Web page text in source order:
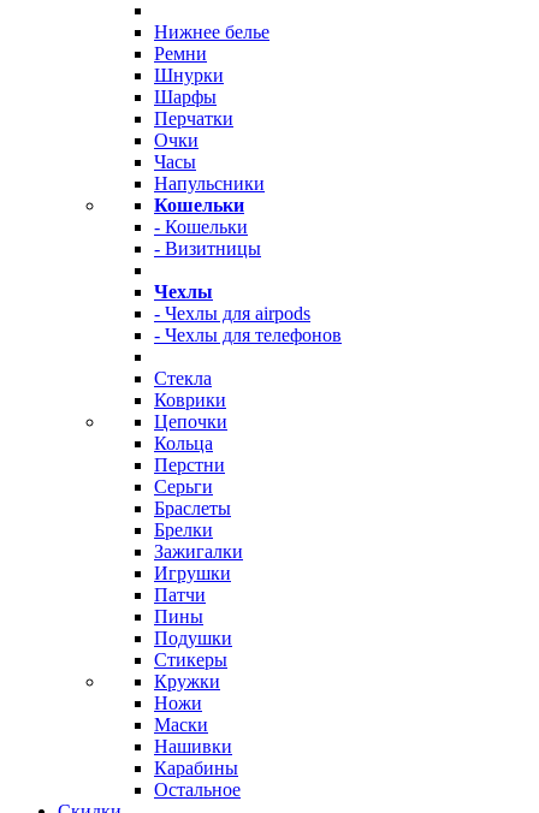
Нижнее белье
Ремни
Шнурки
Шарфы
Перчатки
Очки
Часы
Напульсники
Кошельки
- Кошельки
- Визитницы
Чехлы
- Чехлы для airpods
- Чехлы для телефонов
Стекла
Коврики
Цепочки
Кольца
Перстни
Серьги
Браслеты
Брелки
Зажигалки
Игрушки
Патчи
Пины
Подушки
Стикеры
Кружки
Ножи
Маски
Нашивки
Карабины
Остальное